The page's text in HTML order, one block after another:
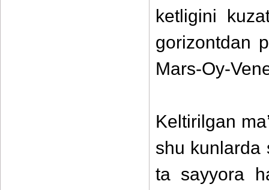
ketligini
gorizontdan
Mars-Oy-
Keltirilgan
shu kunlarda
ta sayyora